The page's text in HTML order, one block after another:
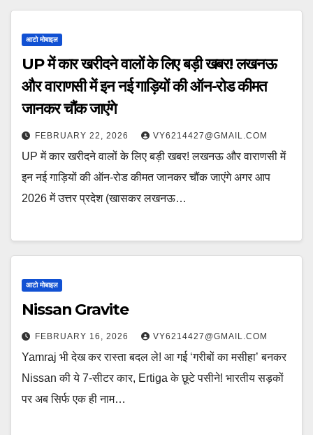
आटो मोबाइल
UP में कार खरीदने वालों के लिए बड़ी खबर! लखनऊ
और वाराणसी में इन नई गाड़ियों की ऑन-रोड कीमत
जानकर चौंक जाएंगे
FEBRUARY 22, 2026 VY6214427@GMAIL.COM
UP में कार खरीदने वालों के लिए बड़ी खबर! लखनऊ और वाराणसी में
इन नई गाड़ियों की ऑन-रोड कीमत जानकर चौंक जाएंगे अगर आप
2026 में उत्तर प्रदेश (खासकर लखनऊ…
आटो मोबाइल
Nissan Gravite
FEBRUARY 16, 2026 VY6214427@GMAIL.COM
Yamraj भी देख कर रास्ता बदल ले! आ गई ‘गरीबों का मसीहा’ बनकर
Nissan की ये 7-सीटर कार, Ertiga के छूटे पसीने! भारतीय सड़कों
पर अब सिर्फ एक ही नाम…